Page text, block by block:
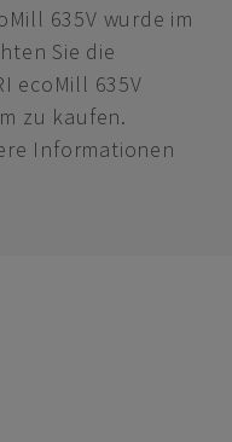
635V wurde im
Sie die
ecoMill 635V
zu kaufen.
Informationen